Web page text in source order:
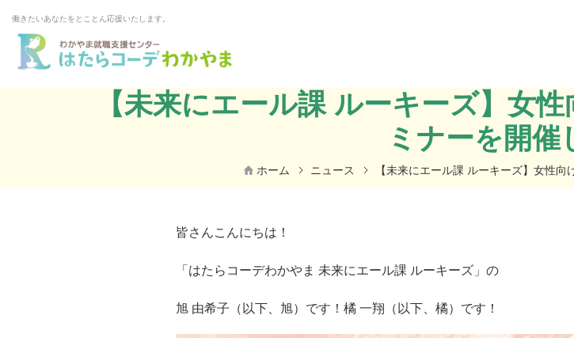
働きたいあなたをとことん応援いたします。
【未来にエール課 ルーキーズ】女
ミナーを開催
ホーム ニュース 【未来にエール課 ルーキーズ】女性
皆さんこんにちは！
「はたらコーデわかやま 未来にエール課 ルーキーズ」の
旭 由希子（以下、旭）です！橘 一翔（以下、橘）です！